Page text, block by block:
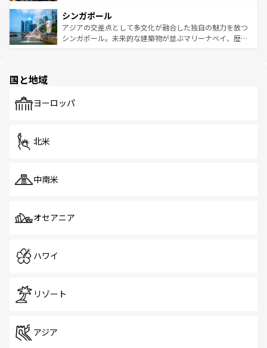
参照してほしい。
激する。気候は一年中温暖で、どの季節にも異なる楽しみ
が待っている。親しみやすいタイの人々、仏教を中心とし
た文化、そして多様な観光資源が、訪れる旅人を魅了し続
み、どこを訪れても感動するはず。観光スポットが密集し
ており、効率よく見どころを回れるのも魅力。息をのむよ
うな絶景から文化的な体験まで、香港を存分に楽しみ尽く
シンガポール
アジアの交差点として多文化が融合した独自の魅力を放つ
シンガポール。未来的な建築物が並ぶマリーナベイ、歴史
で、ホーカーズは地元の風情を楽しめる外せないスポット
国と地域
ヨーロッパ
北米
中南米
オセアニア
ハワイ
リゾート
アジア